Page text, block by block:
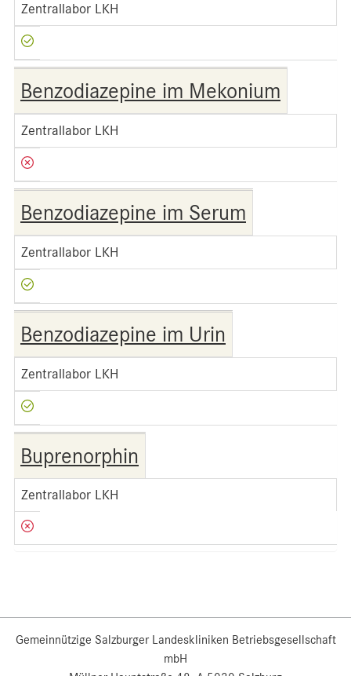
Zentrallabor LKH
Benzodiazepine im Mekonium
Zentrallabor LKH
Benzodiazepine im Serum
Zentrallabor LKH
Benzodiazepine im Urin
Zentrallabor LKH
Buprenorphin
Zentrallabor LKH
Gemeinnützige Salzburger Landeskliniken Betriebsgesellschaft
mbH